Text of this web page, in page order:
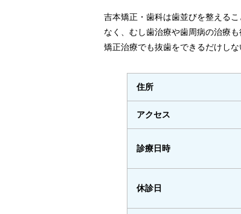
吉本矯正・歯科は歯並びを整える
なく、むし歯治療や歯周病の治療
矯正治療でも抜歯をできるだけしな
住所
アクセス
診療日時
休診日